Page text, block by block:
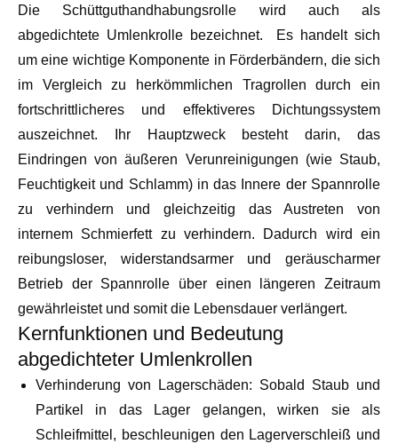
Die Schüttguthandhabungsrolle wird auch als
abgedichtete Umlenkrolle bezeichnet. Es handelt sich
um eine wichtige Komponente in Förderbändern, die sich
im Vergleich zu herkömmlichen Tragrollen durch ein
fortschrittlicheres und effektiveres Dichtungssystem
auszeichnet. Ihr Hauptzweck besteht darin, das
Eindringen von äußeren Verunreinigungen (wie Staub,
Feuchtigkeit und Schlamm) in das Innere der Spannrolle
zu verhindern und gleichzeitig das Austreten von
internem Schmierfett zu verhindern. Dadurch wird ein
reibungsloser, widerstandsarmer und geräuscharmer
Betrieb der Spannrolle über einen längeren Zeitraum
gewährleistet und somit die Lebensdauer verlängert.
Kernfunktionen und Bedeutung
abgedichteter Umlenkrollen
Verhinderung von Lagerschäden: Sobald Staub und
Partikel in das Lager gelangen, wirken sie als
Schleifmittel, beschleunigen den Lagerverschleiß und